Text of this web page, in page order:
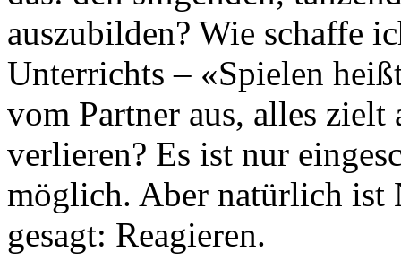
auszubilden? Wie schaffe
Unterrichts – «Spielen
vom Partner aus, alles
verlieren? Es ist nur
möglich. Aber natürlich ist
gesagt: Reagieren.